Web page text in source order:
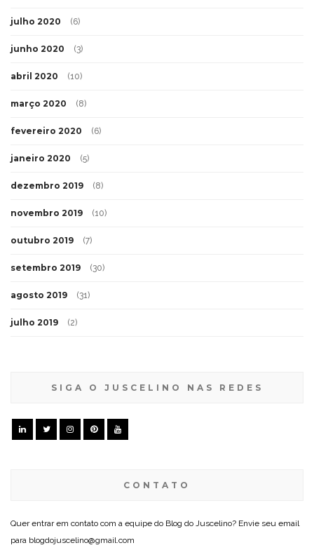
julho 2020 (6)
junho 2020 (3)
abril 2020 (10)
março 2020 (8)
fevereiro 2020 (6)
janeiro 2020 (5)
dezembro 2019 (8)
novembro 2019 (10)
outubro 2019 (7)
setembro 2019 (30)
agosto 2019 (31)
julho 2019 (2)
SIGA O JUSCELINO NAS REDES
CONTATO
Quer entrar em contato com a equipe do Blog do Juscelino? Envie seu email
para blogdojuscelino@gmail.com